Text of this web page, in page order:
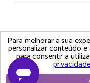
2021 Proprietário
Política de
Para melhorar a sua
personalizar conteúdo e
para consentir a
privacidade